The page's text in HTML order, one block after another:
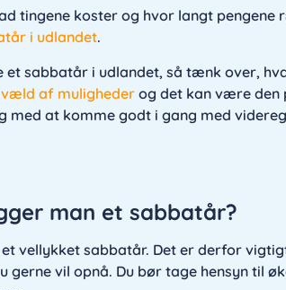
tingene koster og hvor langt
i udlandet.
et sabbatår i udlandet, så tænk over,
af mulighederog det kan være den
med at komme godt i gang med
man et sabbatår?
vellykket sabbatår. Det er derfor
gerne vil opnå. Du bør tage hensyn til